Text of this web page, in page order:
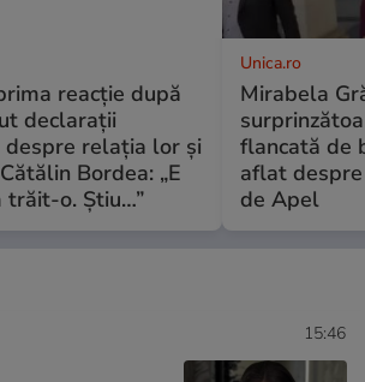
reacție după
declarații
despre relația lor și
Bordea: „E
trăit-o. Știu…”
Unica.ro
Mirabela
flancată de
aflat
de Apel
15:46